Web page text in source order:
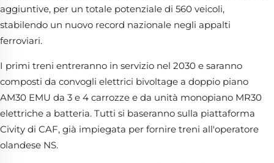
aggiuntive, per un totale potenziale di 560 veicoli,
stabilendo un nuovo record nazionale negli appalti
ferroviari.
I primi treni entreranno in servizio nel 2030 e saranno
composti da convogli elettrici bivoltage a doppio piano
AM30 EMU da 3 e 4 carrozze e da unità monopiano MR30
elettriche a batteria. Tutti si baseranno sulla piattaforma
Civity di CAF, già impiegata per fornire treni all'operatore
olandese NS.